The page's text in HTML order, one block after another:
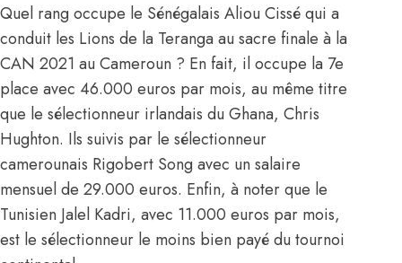
Quel rang occupe le Sénégalais Aliou Cissé qui a
conduit les Lions de la Teranga au sacre finale à la
CAN 2021 au Cameroun ? En fait, il occupe la 7e
place avec 46.000 euros par mois, au même titre
que le sélectionneur irlandais du Ghana, Chris
Hughton. Ils suivis par le sélectionneur
camerounais Rigobert Song avec un salaire
mensuel de 29.000 euros. Enfin, à noter que le
Tunisien Jalel Kadri, avec 11.000 euros par mois,
est le sélectionneur le moins bien payé du tournoi